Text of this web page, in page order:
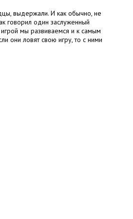
выдержали. И как обычно, не
говорил один заслуженный
мы развиваемся и к самым
они ловят свою игру, то с ними